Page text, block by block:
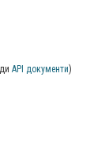
API документи)